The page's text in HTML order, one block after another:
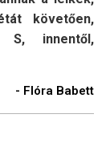
követően,
S, innentől,
- Flóra Babett